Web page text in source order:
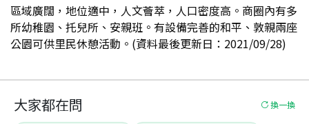
區域廣闊，地位適中，人文薈萃，人口密度高。商圈內有多
所幼稚園、托兒所、安親班。有設備完善的和平、敦親兩座
公園可供里民休憩活動。(資料最後更新日：2021/09/28)
大家都在問 換一換